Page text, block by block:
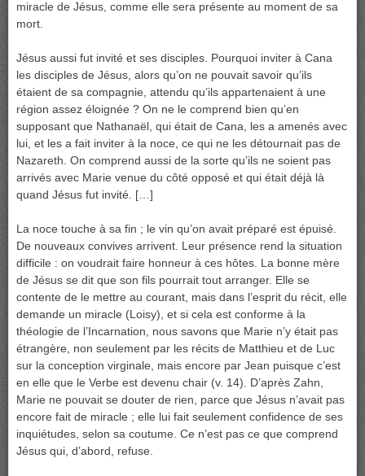
miracle de Jésus, comme elle sera présente au moment de sa
mort.
Jésus aussi fut invité et ses disciples. Pourquoi inviter à Cana
les disciples de Jésus, alors qu’on ne pouvait savoir qu’ils
étaient de sa compagnie, attendu qu’ils appartenaient à une
région assez éloignée ? On ne le comprend bien qu’en
supposant que Nathanaël, qui était de Cana, les a amenés avec
lui, et les a fait inviter à la noce, ce qui ne les détournait pas de
Nazareth. On comprend aussi de la sorte qu’ils ne soient pas
arrivés avec Marie venue du côté opposé et qui était déjà là
quand Jésus fut invité. […]
La noce touche à sa fin ; le vin qu’on avait préparé est épuisé.
De nouveaux convives arrivent. Leur présence rend la situation
difficile : on voudrait faire honneur à ces hôtes. La bonne mère
de Jésus se dit que son fils pourrait tout arranger. Elle se
contente de le mettre au courant, mais dans l’esprit du récit, elle
demande un miracle (Loisy), et si cela est conforme à la
théologie de l’Incarnation, nous savons que Marie n’y était pas
étrangère, non seulement par les récits de Matthieu et de Luc
sur la conception virginale, mais encore par Jean puisque c’est
en elle que le Verbe est devenu chair (v. 14). D’après Zahn,
Marie ne pouvait se douter de rien, parce que Jésus n’avait pas
encore fait de miracle ; elle lui fait seulement confidence de ses
inquiétudes, selon sa coutume. Ce n’est pas ce que comprend
Jésus qui, d’abord, refuse.